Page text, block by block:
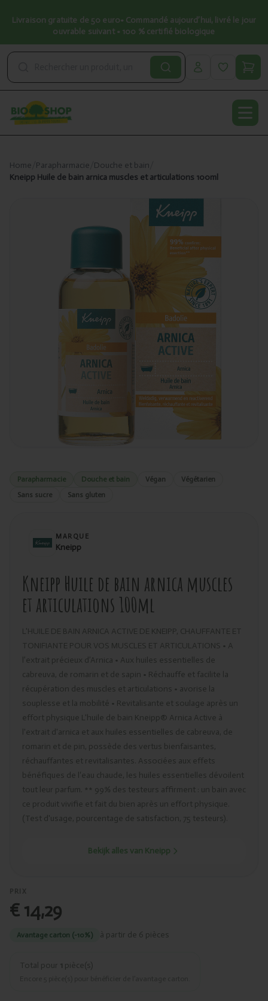
Livraison gratuite de 50 euro• Commandé aujourd’hui, livré le jour
ouvrable suivant • 100 % certifié biologique
Home Parapharmacie Douche et bain
Kneipp Huile de bain arnica muscles et articulations 100ml
Parapharmacie Douche et bain Végan
Végétarien
Sans sucre
Sans gluten
MARQUE
Kneipp
Kneipp Huile de bain arnica muscles
et articulations 100ml
L'HUILE DE BAIN ARNICA ACTIVE DE KNEIPP, CHAUFFANTE ET
TONIFIANTE POUR VOS MUSCLES ET ARTICULATIONS • A
l’extrait précieux d’Arnica • Aux huiles essentielles de
cabreuva, de romarin et de sapin • Réchauffe et facilite la
récupération des muscles et articulations • avorise la
souplesse et la mobilité • Revitalisante et soulage après un
effort physique L'huile de bain Kneipp® Arnica Active à
l'extrait d'arnica et aux huiles essentielles de cabreuva, de
romarin et de pin, possède des vertus bienfaisantes,
réchauffantes et revitalisantes. Associées aux effets
bénéfiques de l‘eau chaude, les huiles essentielles dévoilent
tout leur parfum. ** 99% des testeurs affirment : un bain avec
ce produit vivifie et fait du bien après un effort physique.
(Test d'usage, pourcentage de satisfaction, 75 testeurs).
Bekijk alles van Kneipp
PRIX
€ 14,29
Avantage carton (-10%) à partir de 6 pièces
Total pour 1 pièce(s)